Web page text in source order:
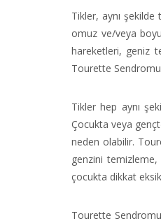
Tikler, aynı şekilde
omuz ve/veya
hareketleri, geniz
Tourette
Tikler hep aynı
Çocukta veya
neden olabilir.
genzini
çocukta dikkat
Tourette